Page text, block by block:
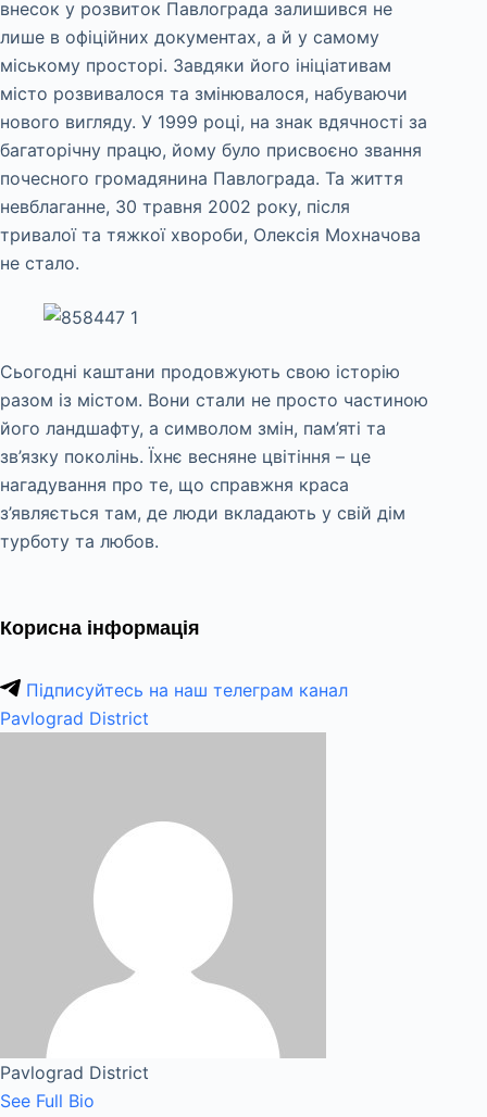
внесок у розвиток Павлограда залишився не
лише в офіційних документах, а й у самому
міському просторі. Завдяки його ініціативам
місто розвивалося та змінювалося, набуваючи
нового вигляду. У 1999 році, на знак вдячності за
багаторічну працю, йому було присвоєно звання
почесного громадянина Павлограда. Та життя
невблаганне, 30 травня 2002 року, після
тривалої та тяжкої хвороби, Олексія Мохначова
не стало.
Сьогодні каштани продовжують свою історію
разом із містом. Вони стали не просто частиною
його ландшафту, а символом змін, пам’яті та
зв’язку поколінь. Їхнє весняне цвітіння – це
нагадування про те, що справжня краса
з’являється там, де люди вкладають у свій дім
турботу та любов.
Корисна інформація
Підписуйтесь на наш телеграм канал
Pavlograd District
Pavlograd District
See Full Bio